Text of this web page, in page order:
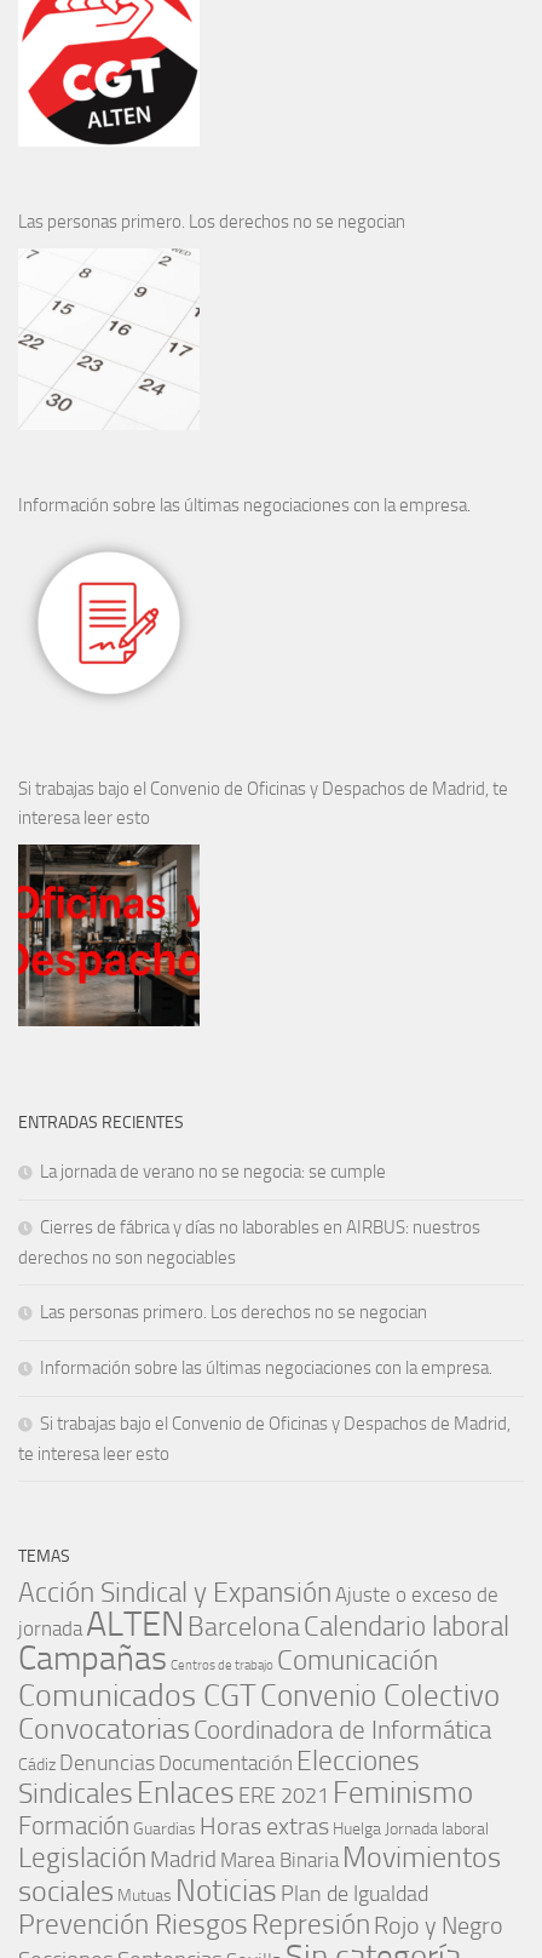
Las personas primero. Los derechos no se negocian
Información sobre las últimas negociaciones con la empresa.
Si trabajas bajo el Convenio de Oficinas y Despachos de Madrid, te
interesa leer esto
ENTRADAS RECIENTES
La jornada de verano no se negocia: se cumple
Cierres de fábrica y días no laborables en AIRBUS: nuestros
derechos no son negociables
Las personas primero. Los derechos no se negocian
Información sobre las últimas negociaciones con la empresa.
Si trabajas bajo el Convenio de Oficinas y Despachos de Madrid,
te interesa leer esto
TEMAS
Acción Sindical y Expansión Ajuste o exceso de
jornada ALTEN BarcelonaCalendario laboral
Campañas Centros de trabajo Comunicación
Comunicados CGTConvenio Colectivo
Convocatorias Coordinadora de Informática
Cádiz Denuncias Documentación Elecciones
Sindicales Enlaces ERE 2021 Feminismo
Formación Guardias Horas extras Huelga Jornada laboral
Legislación Madrid Marea Binaria Movimientos
sociales Mutuas Noticias Plan de Igualdad
Prevención Riesgos Represión Rojo y Negro